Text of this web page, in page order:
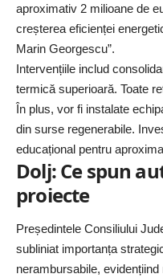
aproximativ 2 milioane de
creșterea eficienței
Marin Georgescu”.
Intervențiile includ
termică superioară. Toate
În plus, vor fi instalate
din surse regenerabile.
educațional pentru
Dolj: Ce spun
proiecte
Președintele Consiliului
subliniat importanța
nerambursabile,